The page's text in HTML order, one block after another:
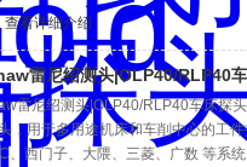
查看详细介绍
雷尼绍测头|OLP40/RLP40
雷尼绍测头|OLP40/RLP40车床探
，用于多用途机床和车削中心的‌工
、西门子、大隈、三菱、广数‌ 等系